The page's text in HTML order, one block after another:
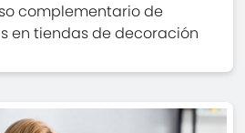
complementario de
en tiendas de decoración